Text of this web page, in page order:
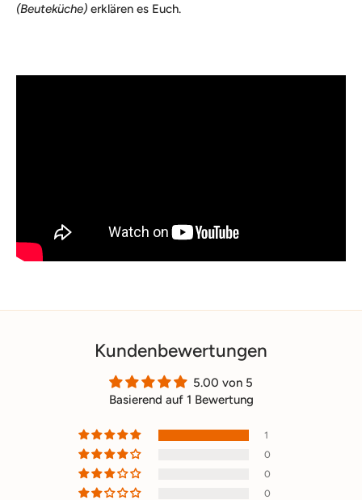
(Beuteküche) erklären es Euch.
Kundenbewertungen
5.00 von 5
Basierend auf 1 Bewertung
1
0
0
0